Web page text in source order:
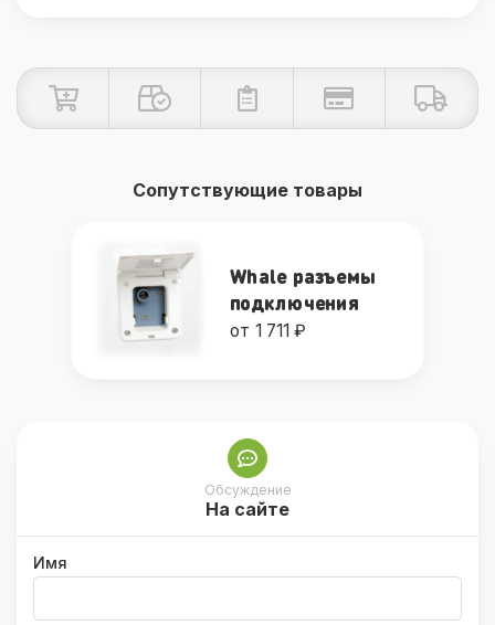
Сопутствующие товары
Whale разъемы
подключения
от 1 711 ₽
Обсуждение
На сайте
Имя